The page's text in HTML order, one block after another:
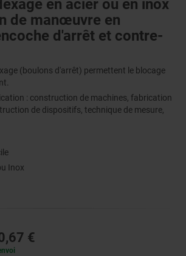
en acier ou en inox
de manœuvre en
d'arrêt et contre-
(boulons d'arrêt) permettent le blocage
: construction de machines, fabrication
de dispositifs, technique de mesure,
Inox
€